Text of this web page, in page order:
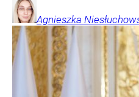
Agnieszka